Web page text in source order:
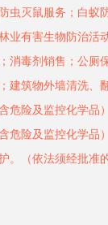
虫灭鼠服务；白蚁
业有害生物防治活
消毒剂销售；公厕
建筑物外墙清洗、
含危险及监控化学
含危险及监控化学
。（依法须经批准